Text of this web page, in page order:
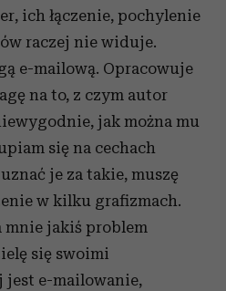
ich łączenie, pochylenie
raczej nie widuje.
e-mailową. Opracowuje
na to, z czym autor
jak można mu
się na cechach
je za takie, muszę
w kilku grafizmach.
mnie jakiś problem
się swoimi
jest e-mailowanie,